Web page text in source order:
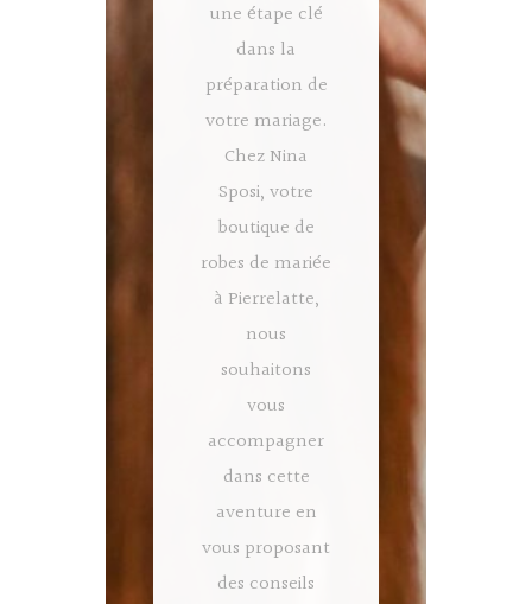
une étape clé
dans la
préparation de
votre mariage.
Chez Nina
Sposi, votre
boutique de
robes de mariée
à Pierrelatte,
nous
souhaitons
vous
accompagner
dans cette
aventure en
vous proposant
des conseils